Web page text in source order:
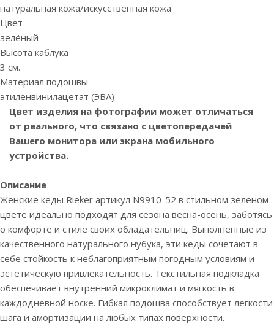
натуральная кожа/искусственная кожа
Цвет
зелёный
Высота каблука
3 см.
Материал подошвы
этиленвинилацетат (ЭВА)
Цвет изделия на фотографии может отличаться
от реального, что связано с цветопередачей
Вашего монитора или экрана мобильного
устройства.
Описание
Женские кеды Rieker артикул N9910-52 в стильном зеленом
цвете идеально подходят для сезона весна-осень, заботясь
о комфорте и стиле своих обладательниц. Выполненные из
качественного натурального нубука, эти кеды сочетают в
себе стойкость к неблагоприятным погодным условиям и
эстетическую привлекательность. Текстильная подкладка
обеспечивает внутренний микроклимат и мягкость в
каждодневной носке. Гибкая подошва способствует легкости
шага и амортизации на любых типах поверхности.